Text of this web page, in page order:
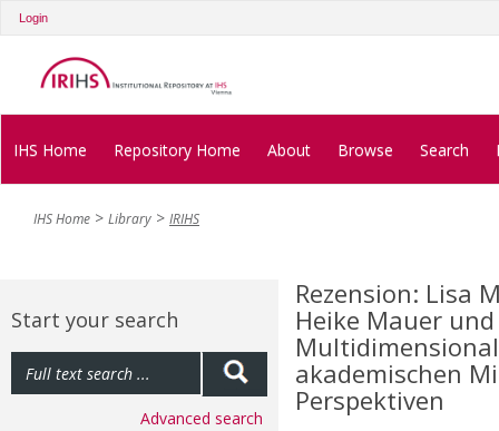
Login
IHS Home Repository Home About Browse Search
IHS Home Library IRIHS
Start your search
Advanced search
Rezension: Lisa
Heike Mauer
akademischen
Perspektiven